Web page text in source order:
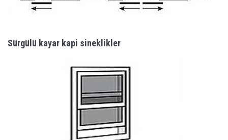
Sürgülü kayar kapi sineklikler